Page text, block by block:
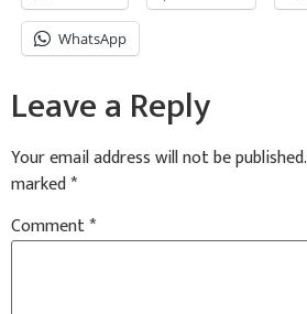
WhatsApp
Leave a Reply
Your email address will not be published.
marked*
Comment*